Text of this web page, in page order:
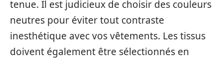
tenue. Il est judicieux de choisir des couleurs
neutres pour éviter tout contraste
inesthétique avec vos vêtements. Les tissus
doivent également être sélectionnés en